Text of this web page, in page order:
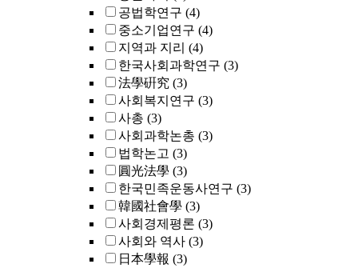
공법학연구 (4)
중소기업연구 (4)
지역과 지리 (4)
한국사회과학연구 (3)
法學硏究 (3)
사회복지연구 (3)
사총 (3)
사회과학논총 (3)
법학논고 (3)
圓光法學 (3)
한국민족운동사연구 (3)
韓國社會學 (3)
사회경제평론 (3)
사회와 역사 (3)
日本學報 (3)